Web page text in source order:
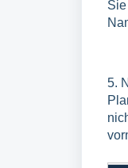
5.